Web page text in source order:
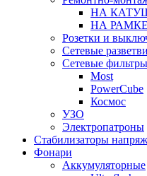
НА
НА РАМКЕ
Розетки и
Сетевые
Сетевые фильтры
Most
PowerCube
Космос
УЗО
Электропатроны
Стабилизаторы
Фонари
Аккумуляторные